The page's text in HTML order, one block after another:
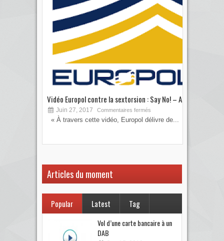
Vidéo Europol contre la sextorsion : Say No! – A...
Juin 27, 2017 Commentaires fermés
« À travers cette vidéo, Europol délivre de...
Articles du moment
Popular Latest Tag
Vol d’une carte bancaire à un
DAB